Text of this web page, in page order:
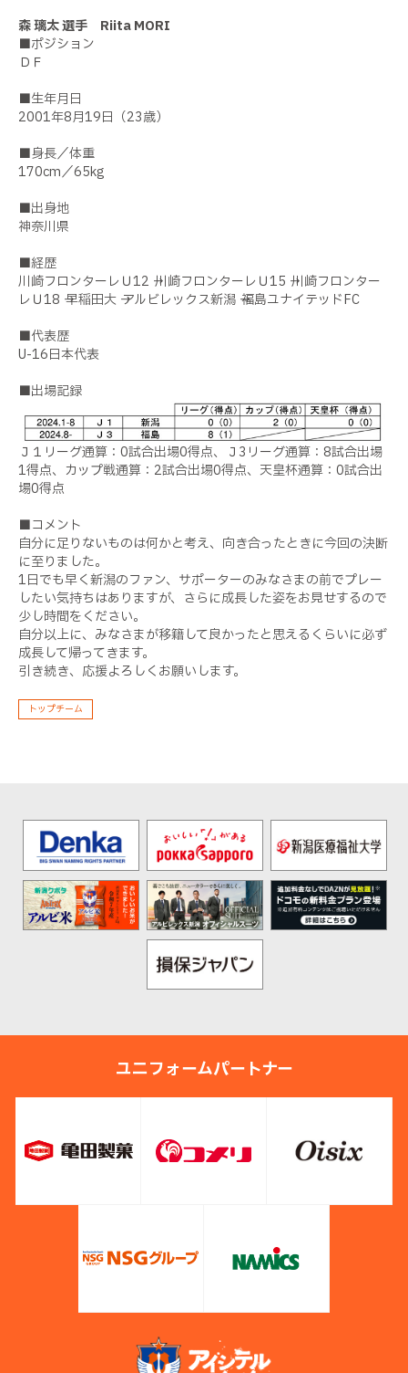
森 璃太 選手 Riita MORI
■ポジション
ＤＦ
■生年月日
2001年8月19日（23歳）
■身長／体重
170cm／65kg
■出身地
神奈川県
■経歴
川崎フロンターレＵ12 → 川崎フロンターレＵ15 → 川崎フロンター
レＵ18 → 早稲田大 → アルビレックス新潟 → 福島ユナイテッドFC
■代表歴
U-16日本代表
■出場記録
Ｊ１リーグ通算：0試合出場0得点、Ｊ3リーグ通算：8試合出場
1得点、カップ戦通算：2試合出場0得点、天皇杯通算：0試合出
場0得点
■コメント
自分に足りないものは何かと考え、向き合ったときに今回の決断
に至りました。
1日でも早く新潟のファン、サポーターのみなさまの前でプレー
したい気持ちはありますが、さらに成長した姿をお見せするので
少し時間をください。
自分以上に、みなさまが移籍して良かったと思えるくらいに必ず
成長して帰ってきます。
引き続き、応援よろしくお願いします。
トップチーム
ユニフォームパートナー